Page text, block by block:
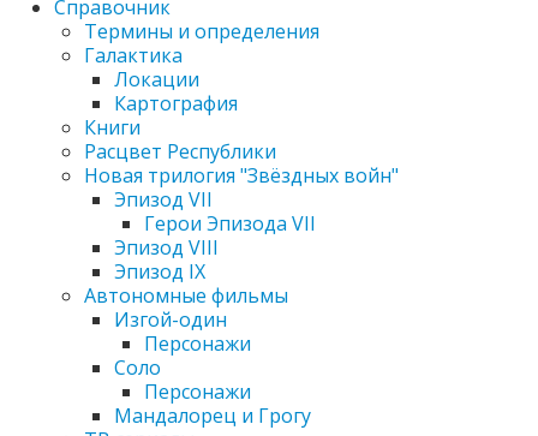
Справочник
Термины и определения
Галактика
Локации
Картография
Книги
Расцвет Республики
Новая трилогия "Звёздных войн"
Эпизод VII
Герои Эпизода VII
Эпизод VIII
Эпизод IX
Автономные фильмы
Изгой-один
Персонажи
Соло
Персонажи
Мандалорец и Грогу